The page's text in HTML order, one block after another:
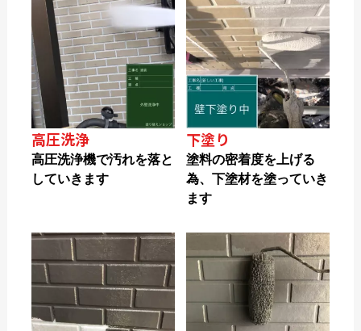
高圧洗浄
高圧洗浄機で汚れを落と
していきます
下塗り
塗料の密着度を上げる
為、下塗材を塗っていき
ます